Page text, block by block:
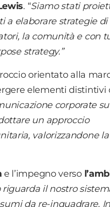
. “Siamo stati
a elaborare strategie di
la comunità e con
strategy.”
orientato alla
elementi distintivi
corporate su
un approccio
valorizzandone la
e l’impegno verso
il nostro
da re-inquadrare. In